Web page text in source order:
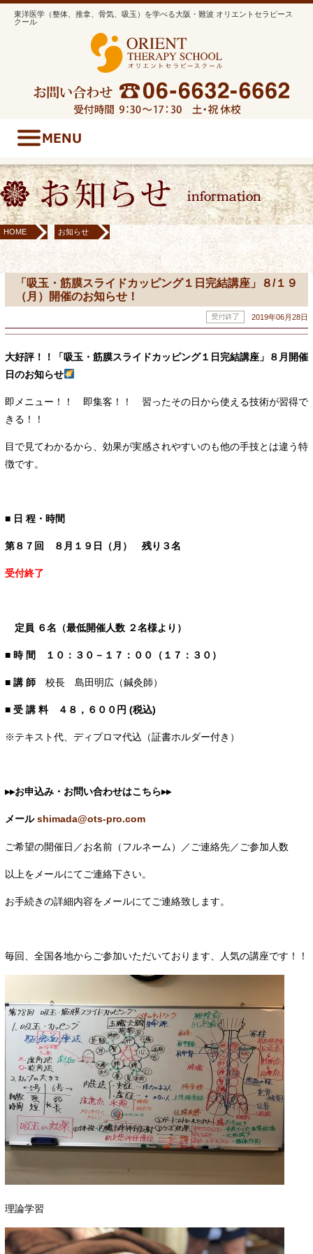
東洋医学（整体、推拿、骨気、吸玉）を学べる大阪・難波 オリエントセラピース
クール
HOME
お知らせ
「吸玉・筋膜スライドカッピング１日完結講座」８/１９（月）開催のお知らせ！
「吸玉・筋膜スライドカッピング１日完結講座」８/１９
（月）開催のお知らせ！
2019年06月28日
大好評！！「吸玉・筋膜スライドカッピング１日完結講座」８月開催
日のお知らせ
即メニュー！！ 即集客！！ 習ったその日から使える技術が習得で
きる！！
目で見てわかるから、効果が実感されやすいのも他の手技とは違う特
徴です。
■ 日 程・時間
第８７回 ８月１９日（月） 残り３名
受付終了
定員 ６名（最低開催人数 ２名様より）
■ 時 間 １０：３０－１７：００（１７：３０）
■ 講 師 校長 島田明広（鍼灸師）
■ 受 講 料 ４８，６００円 (税込)
※テキスト代、ディプロマ代込（証書ホルダー付き）
▸▸お申込み・お問い合わせはこちら▸▸
メールshimada@ots-pro.com
ご希望の開催日／お名前（フルネーム）／ご連絡先／ご参加人数
以上をメールにてご連絡下さい。
お手続きの詳細内容をメールにてご連絡致します。
毎回、全国各地からご参加いただいております、人気の講座です！！
理論学習